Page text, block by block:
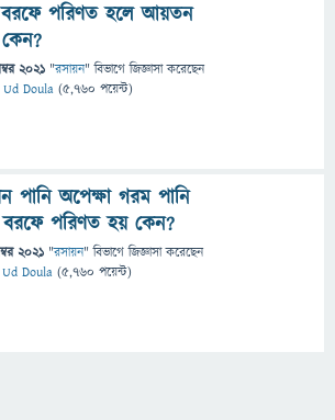
বরফে পরিণত হলে আয়তন
2021 "রসায়ন" বিভাগে জিজ্ঞাসাকরেছেন
Doula (5,760 পয়েন্ট)
পানি অপেক্ষা গরম পানি
পরিণত হয় কেন?
2021 "রসায়ন" বিভাগে জিজ্ঞাসাকরেছেন
Doula (5,760 পয়েন্ট)